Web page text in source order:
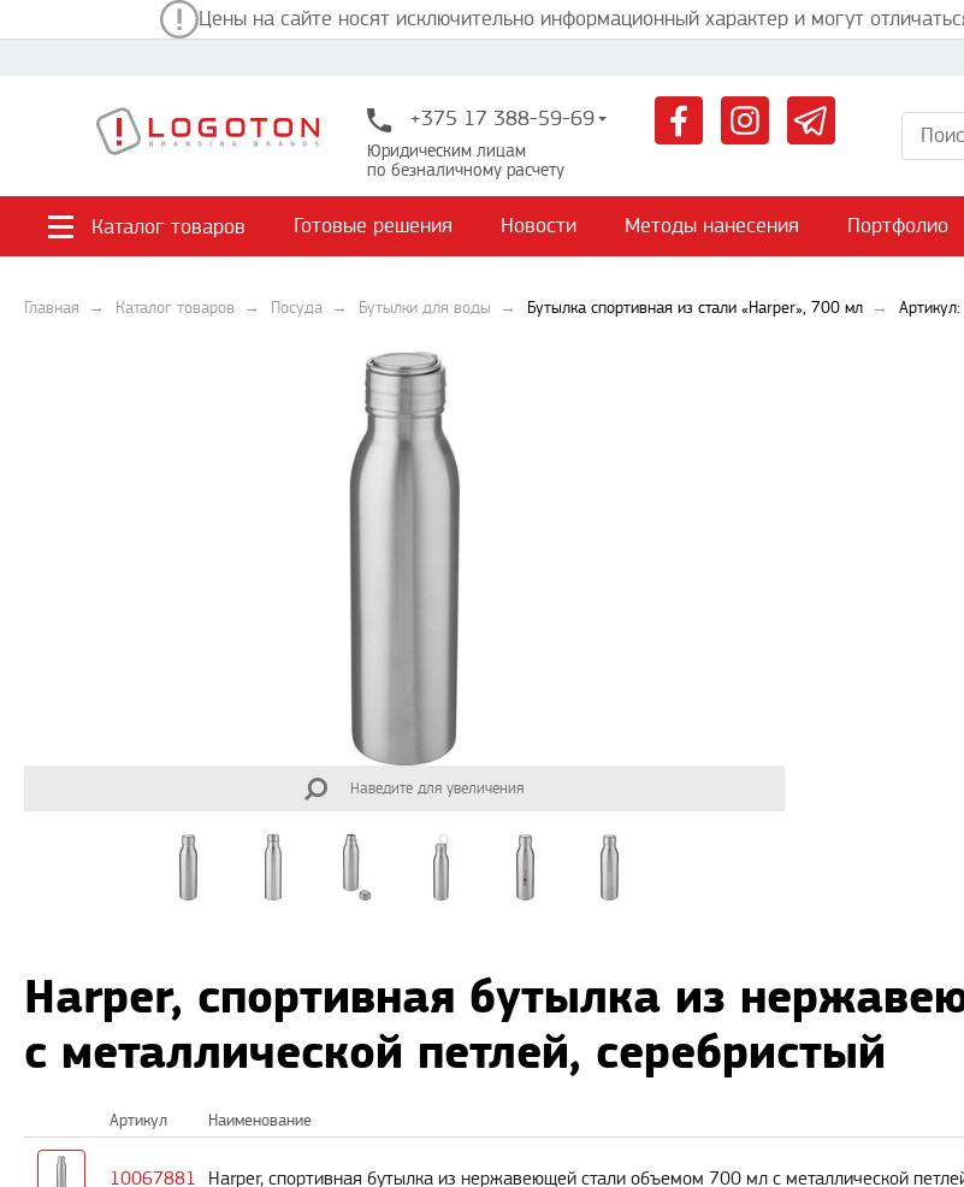
Цены на сайте носят исключительно информационный характер и могут
+375 17 388-59-69
Юридическим лицам
по безналичному расчету
Каталог товаров Готовые решения Новости Методы нанесения Портфолио
Главная Каталог товаров Посуда Бутылки для воды Бутылка спортивная из стали «Harper», 700 мл
Наведите для увеличения
Harper, спортивная бутылка из
с металлической петлей, серебристый
Артикул Наименование
10067881 Harper, спортивная бутылка из нержавеющей стали объемом 700 мл с металлической